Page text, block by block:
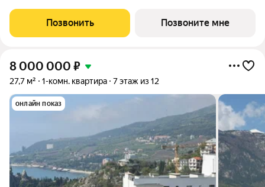
неповторимом по красоте месте. В окружении национального
заповедника, с видами на море и горы.
Позвонить Позвоните мне
8 000 000 ₽
27,7 м² 1-комн. квартира 7 этаж из 12
онлайн показ